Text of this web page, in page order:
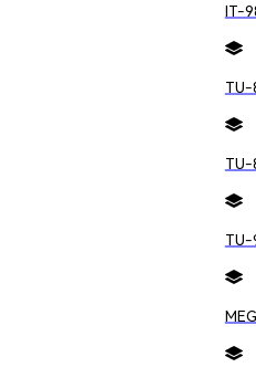
IT-
TU-
TU-
TU-
并选择最佳的“临时抑制
问题起因的所有潜在原因
因，确定哪些原因可以